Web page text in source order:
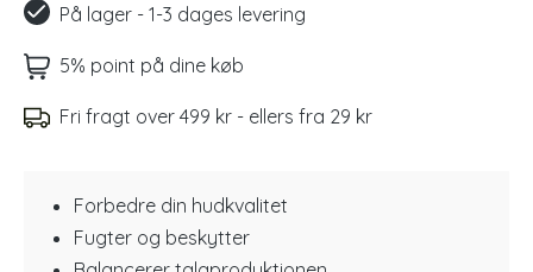
På lager - 1-3 dages levering
5% point på dine køb
Fri fragt over 499 kr - ellers fra 29 kr
Forbedre din hudkvalitet
Fugter og beskytter